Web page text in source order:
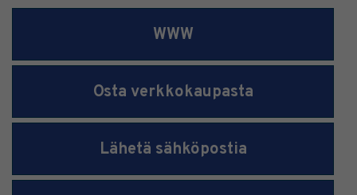
WWW
Osta verkkokaupasta
Lähetä sähköpostia